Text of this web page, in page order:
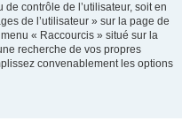
contrôle de l’utilisateur, soit en
de l’utilisateur » sur la page de
« Raccourcis » situé sur la
recherche de vos propres
convenablement les options